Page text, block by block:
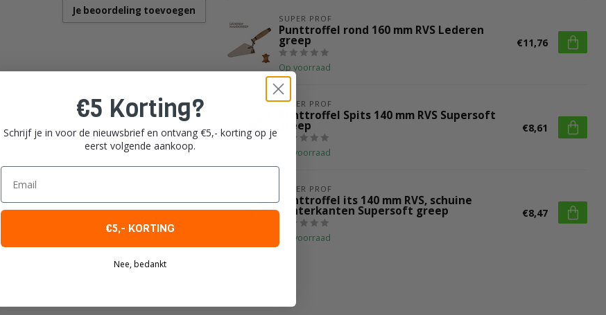
Je beoordeling toevoegen
SUPER PROF
Punttroffel rond 160 mm RVS Lederen
greep
Op voorraad
€11,76
SUPER PROF
Punttroffel Spits 140 mm RVS Supersoft
greep
Op voorraad
€8,61
SUPER PROF
Punttroffel its 140 mm RVS, schuine
achterkanten Supersoft greep
Op voorraad
€8,47
€5 Korting?
Schrijf je in voor de nieuwsbrief en ontvang €5,- korting op je
eerst volgende aankoop.
Email
€5,- KORTING
Nee, bedankt